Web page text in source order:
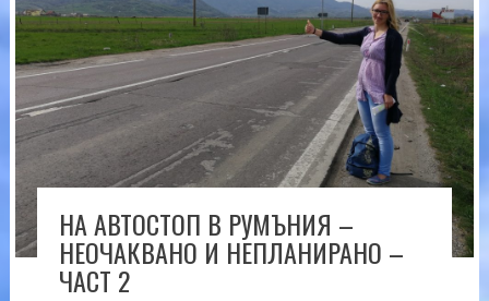
НА АВТОСТОП В РУМЪНИЯ –
НЕОЧАКВАНО И НЕПЛАНИРАНО –
ЧАСТ 2